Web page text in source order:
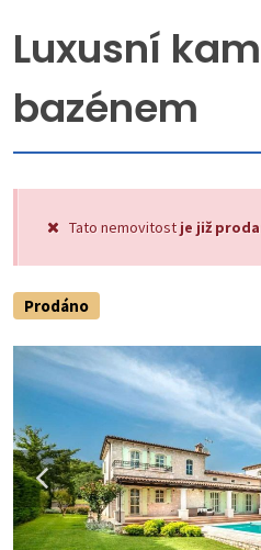
Luxusní
bazénem
Tato nemovitost je již
Prodáno